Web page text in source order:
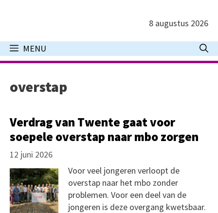
inhoud
8 augustus 2026
MENU
overstap
Verdrag van Twente gaat voor
soepele overstap naar mbo zorgen
12 juni 2026
Voor veel jongeren verloopt de
overstap naar het mbo zonder
problemen. Voor een deel van de
jongeren is deze overgang kwetsbaar.